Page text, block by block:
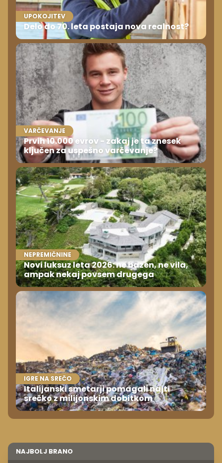
UPOKOJITEV
Delo do 70. leta postaja nova realnost?
VARČEVANJE
Prvih 10.000 evrov - zakaj je ta znesek
ključen za uspešno varčevanje?
NEPREMIČNINE
Novi luksuz leta 2026: ne bazen, ne vila,
ampak nekaj povsem drugega
IGRE NA SREČO
Italijanski smetarji pomagali najti
srečko z milijonskim dobitkom
NAJBOLJ BRANO